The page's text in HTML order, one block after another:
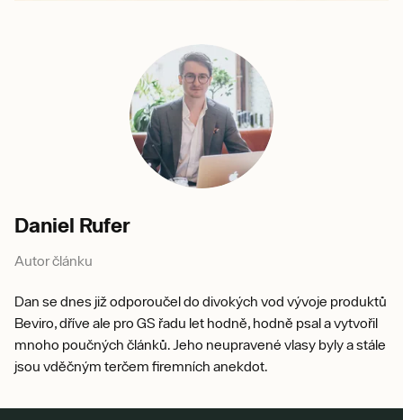
Daniel Rufer
Autor článku
Dan se dnes již odporoučel do divokých vod vývoje produktů
Beviro, dříve ale pro GS řadu let hodně, hodně psal a vytvořil
mnoho poučných článků. Jeho neupravené vlasy byly a stále
jsou vděčným terčem firemních anekdot.